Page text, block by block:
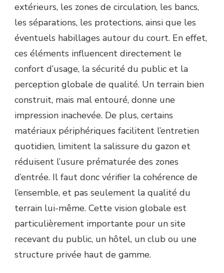
extérieurs, les zones de circulation, les bancs,
les séparations, les protections, ainsi que les
éventuels habillages autour du court. En effet,
ces éléments influencent directement le
confort d’usage, la sécurité du public et la
perception globale de qualité. Un terrain bien
construit, mais mal entouré, donne une
impression inachevée. De plus, certains
matériaux périphériques facilitent l’entretien
quotidien, limitent la salissure du gazon et
réduisent l’usure prématurée des zones
d’entrée. Il faut donc vérifier la cohérence de
l’ensemble, et pas seulement la qualité du
terrain lui-même. Cette vision globale est
particulièrement importante pour un site
recevant du public, un hôtel, un club ou une
structure privée haut de gamme.